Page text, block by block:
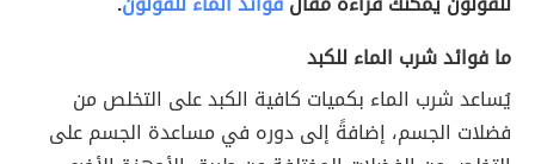
ما فوائد شرب الماء للكبد
يُساعد شرب الماء بكميات كافية الكبد على التخلص من
فضلات الجسم، إضافةً إلى دوره في مساعدة الجسم على